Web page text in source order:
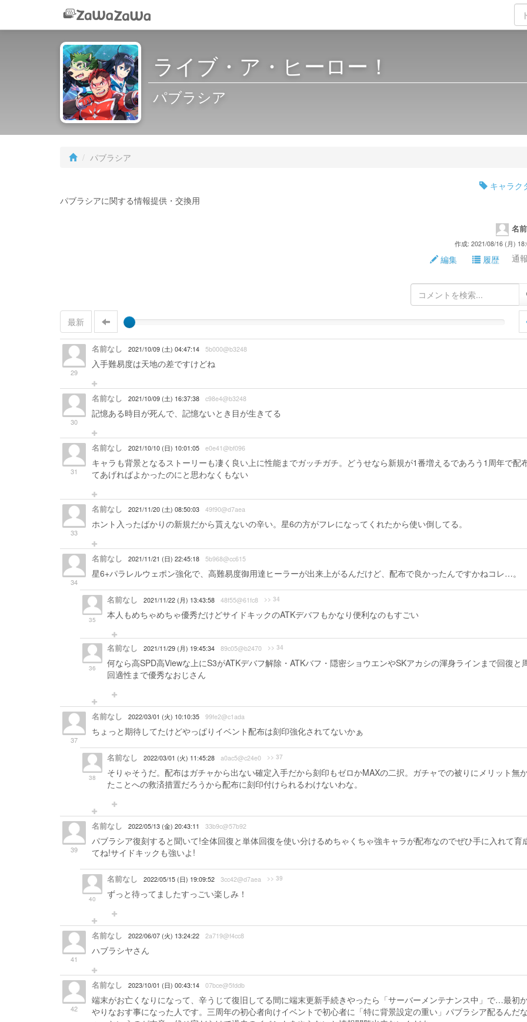
ライブ・ア・ヒーロー！
パブラシア
パブラシア
キャラク
パブラシアに関する情報提供・交換用
名
作成: 2021/08/16 (月)
編集 履歴 通
最新
29
名前なし 2021/10/09 (土) 04:47:14 5b000@b3248
入手難易度は天地の差ですけどね
30
名前なし 2021/10/09 (土) 16:37:38 c98e4@b3248
記憶ある時目が死んで、記憶ないとき目が生きてる
31
名前なし 2021/10/10 (日) 10:01:05 e0e41@bf096
キャラも背景となるストーリーも凄く良い上に性能までガッチガチ。どうせなら新規が1番増えるであろう1周年で配
てあげればよかったのにと思わなくもない
33
名前なし 2021/11/20 (土) 08:50:03 49f90@d7aea
ホント入ったばかりの新規だから貰えないの辛い。星6の方がフレになってくれたから使い倒してる。
34
名前なし 2021/11/21 (日) 22:45:18 5b968@cc615
星6+パラレルウェポン強化で、高難易度御用達ヒーラーが出来上がるんだけど、配布で良かったんですかねコレ…。
35
名前なし 2021/11/22 (月) 13:43:58 48f55@61fc8 >> 34
本人もめちゃめちゃ優秀だけどサイドキックのATKデバフもかなり便利なのもすごい
36
名前なし 2021/11/29 (月) 19:45:34 89c05@b2470 >> 34
何なら高SPD高Viewな上にS3がATKデバフ解除・ATKバフ・隠密ショウエンやSKアカシの渾身ラインまで回復と
回適性まで優秀なおじさん
37
名前なし 2022/03/01 (火) 10:10:35 99fe2@c1ada
ちょっと期待してたけどやっぱりイベント配布は刻印強化されてないかぁ
38
名前なし 2022/03/01 (火) 11:45:28 a0ac5@c24e0 >> 37
そりゃそうだ。配布はガチャから出ない確定入手だから刻印もゼロかMAXの二択。ガチャでの被りにメリット無
たことへの救済措置だろうから配布に刻印付けられるわけないわな。
39
名前なし 2022/05/13 (金) 20:43:11 33b9c@57b92
パブラシア復刻すると聞いて!全体回復と単体回復を使い分けるめちゃくちゃ強キャラが配布なのでぜひ手に入れて育
てね!サイドキックも強いよ!
40
名前なし 2022/05/15 (日) 19:09:52 3cc42@d7aea >> 39
ずっと待ってましたすっごい楽しみ！
41
名前なし 2022/06/07 (火) 13:24:22 2a719@f4cc8
ハブラシヤさん
42
名前なし 2023/10/01 (日) 00:43:14 07bce@5fddb
端末がお亡くなりになって、辛うじて復旧してる間に端末更新手続きやったら「サーバーメンテナンス中」で…最初
やりなおす事になった人です。三周年の初心者向けイベントで初心者に「特に背景設定の重い」パブラシア配るんだな